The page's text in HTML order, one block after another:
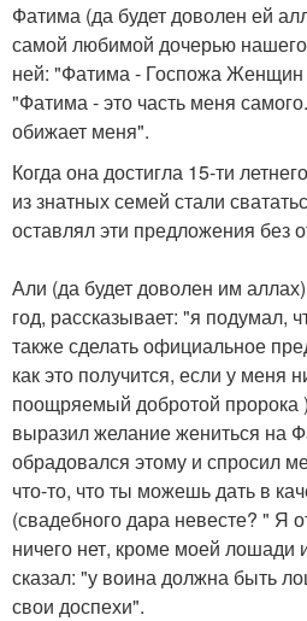
Фатима (да будет доволен ей
самой любимой дочерью
ней: "Фатима - Госпожа Женщин
"Фатима - это часть меня
обижает меня".
Когда она достигла 15-ти
из знатных семей стали
оставлял эти предложения без
Али (да будет доволен им
год, рассказывает: "я подумал,
также сделать официальное
как это получится, если у меня
поощряемый добротой пророка
выразил желание жениться на
обрадовался этому и спросил
что-то, что ты можешь дать в
(свадебного дара невесте? " Я
ничего нет, кроме моей лошади
сказал: "у воина должна быть
свои доспехи".